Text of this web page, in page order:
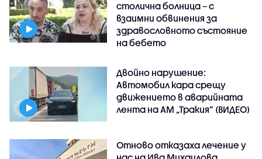
столична болница – с
взаимни обвинения за
здравословното състояние
на бебето
Двойно нарушение:
Автомобил кара срещу
движението в аварийната
лента на АМ „Тракия” (ВИДЕО)
Отново отказаха лечение у